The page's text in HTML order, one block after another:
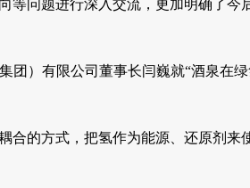
问题进行深入交流，更加明确了今
团）有限公司董事长闫巍就“酒泉在
的方式，把氢作为能源、还原剂